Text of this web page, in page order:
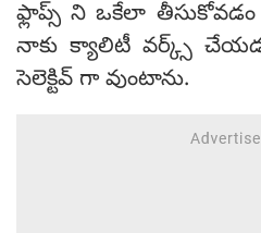
ఫ్లాప్స్ ని ఒకేలా తీసుకోవడం
నాకు క్యాలిటీ వర్క్స్
సెలెక్టివ్ గా వుంటాను.